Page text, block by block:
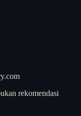
rekomendasi